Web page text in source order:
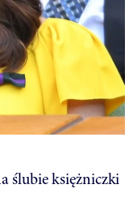
ślubie księżniczki